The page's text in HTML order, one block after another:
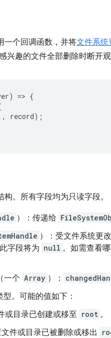
一个回调函数，并将文件系统
兴趣的文件全部删除时断开
) => {
, record);
。所有字段均为只读字段。
）：传递给
）：受文件系统更
字段将为 null 。如需查看
（一个 Array ）：
型。可能的值如下：
或目录已创建或移至 root 。
文件或目录已被删除或移出